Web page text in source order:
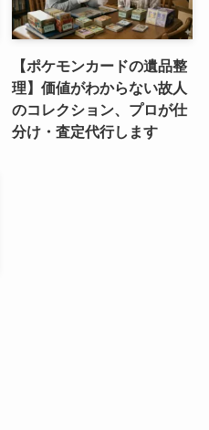
【ポケモンカードの遺品整
理】価値がわからない故人
のコレクション、プロが仕
分け・査定代行します